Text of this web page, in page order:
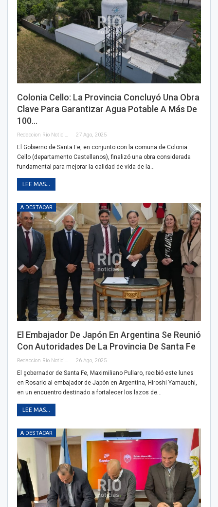
Colonia Cello: La Provincia Concluyó Una Obra
Clave Para Garantizar Agua Potable A Más De
100…
Redaccion Rio Noticias 27 Ago, 2025
El Gobierno de Santa Fe, en conjunto con la comuna de Colonia
Cello (departamento Castellanos), finalizó una obra considerada
fundamental para mejorar la calidad de vida de la…
LEE MAS...
A DESTACAR
El Embajador De Japón En Argentina Se Reunió
Con Autoridades De La Provincia De Santa Fe
Redaccion Rio Noticias 26 Ago, 2025
El gobernador de Santa Fe, Maximiliano Pullaro, recibió este lunes
en Rosario al embajador de Japón en Argentina, Hiroshi Yamauchi,
en un encuentro destinado a fortalecer los lazos de…
LEE MAS...
A DESTACAR